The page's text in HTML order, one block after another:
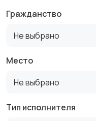
Гражданство
Не выбрано
Место
Не выбрано
Тип исполнителя